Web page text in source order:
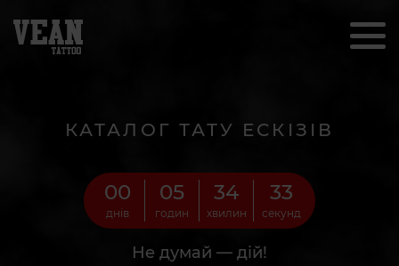
КАТАЛОГ ТАТУ ЕСКІЗІВ
00
днів
05
годин
34
хвилин
31
секунд
Не думай — дій!